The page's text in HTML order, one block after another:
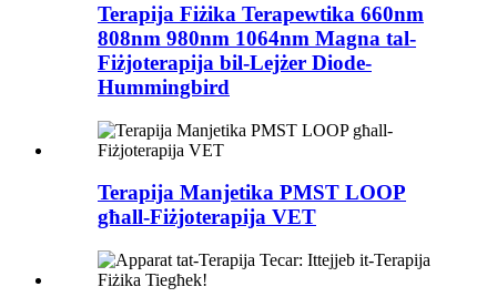
Terapija Fiżika Terapewtika 660nm
808nm 980nm 1064nm Magna tal-
Fiżjoterapija bil-Lejżer Diode-
Hummingbird
Terapija Manjetika PMST LOOP
għall-Fiżjoterapija VET